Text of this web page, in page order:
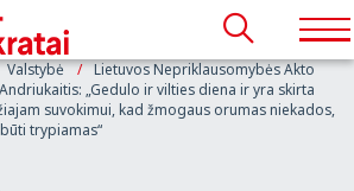
Valstybė
Lietuvos Nepriklausomybės Akto
„Gedulo ir vilties diena ir yra skirta
suvokimui, kad žmogaus orumas niekados,
trypiamas“